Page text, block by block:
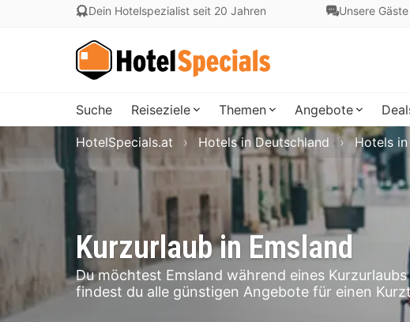
Dein Hotelspezialist seit 20 Jahren Unsere
Suche Reiseziele Themen Angebote
Kurzurlaub in Emsland
Du möchtest Emsland während eines
findest du alle günstigen Angebote für einen
HotelSpecials.at Hotels in Deutschland Hotels in